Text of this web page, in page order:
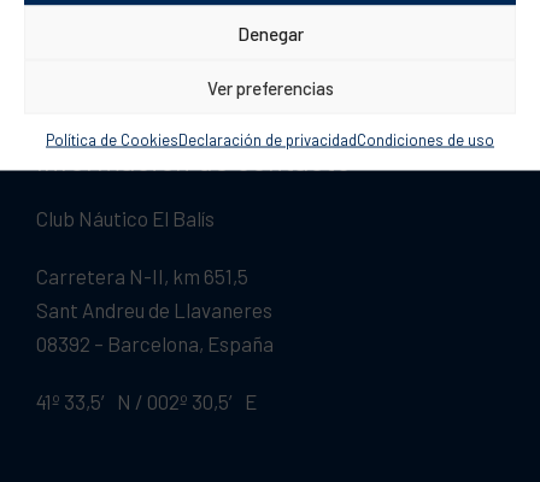
Denegar
Ver preferencias
Política de CookiesDeclaración de privacidadCondiciones de uso
Información de contacto
Club Náutico El Balís
Carretera N-II, km 651,5
Sant Andreu de Llavaneres
08392 – Barcelona, España
41º 33,5′ N / 002º 30,5′ E